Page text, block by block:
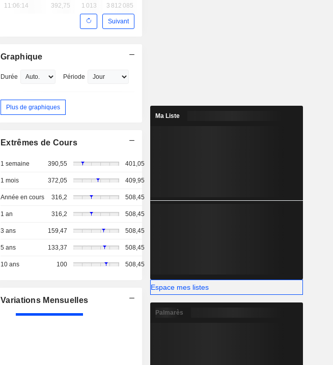
11:06:14 392,75 1 013 3 812 085
Suivant
Graphique
Durée Période
Plus de graphiques
Extrêmes de Cours
1 semaine 390,55 401,05
1 mois 372,05 409,95
Année en cours 316,2 508,45
1 an 316,2 508,45
3 ans 159,47 508,45
5 ans 133,37 508,45
10 ans 100 508,45
Variations Mensuelles
Ma Liste
Espace mes listes
Palmarès